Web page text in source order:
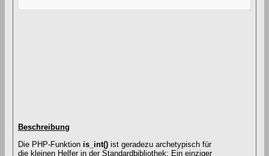
Beschreibung
Die PHP-Funktion is_int() ist geradezu archetypisch für
die kleinen Helfer in der Standardbibliothek: Ein einziger